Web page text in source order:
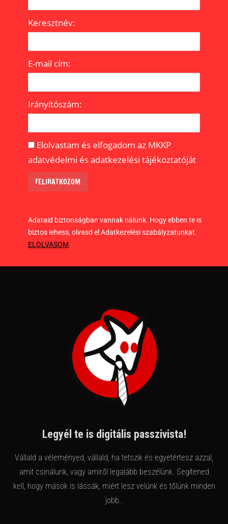
Keresztnév:
E-mail cím:
Irányítószám:
Elolvastam és elfogadom az MKKP
adatvédelmi és adatkezelési tájékoztatóját
Adataid biztonságban vannak nálunk. Hogy ebben te is
biztos lehess, olvasd el Adatkezelési szabályzatunkat.
ELOLVASOM
Legyél te is digitális passzivista!
Vállald a véleményed, vállald, ha tetszik és egyetértesz azzal,
amit csinálunk, vagy amiről legalább beszélünk. Segítened
kell, hogy mások is lássák, miért lesz velünk és tőlünk minden
jobb..